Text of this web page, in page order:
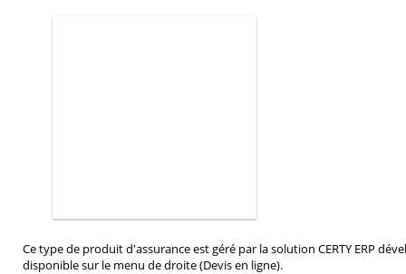
Ce type de produit d'assurance est géré par la solution CERTY ERP
disponible sur le menu de droite (Devis en ligne).